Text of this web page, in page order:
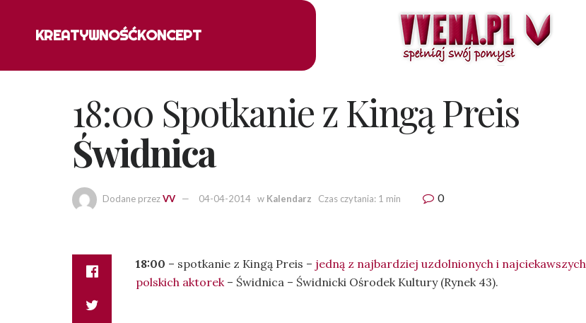
KREATYWNOŚĆKONCEPT
18:00 Spotkanie z Kingą Preis
Świdnica
Dodane przezVV 04-04-2014 w Kalendarz Czas czytania: 1 min 0
18:00 – spotkanie z Kingą Preis – jedną z najbardziej uzdolnionych i najciekawszych
polskich aktorek – Świdnica – Świdnicki Ośrodek Kultury (Rynek 43).